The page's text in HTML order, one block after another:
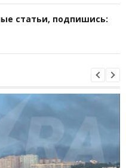
статьи, подпишись: